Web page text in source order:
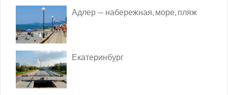
Адлер — набережная, море, пляж
Екатеринбург